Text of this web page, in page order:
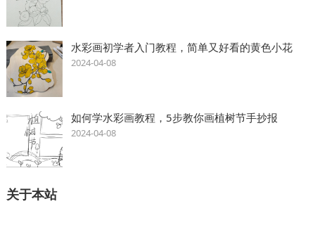
水彩画初学者入门教程，简单又好看的黄色小花
2024-04-08
如何学水彩画教程，5步教你画植树节手抄报
2024-04-08
关于本站